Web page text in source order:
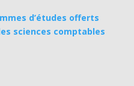
d’études offerts
sciences comptables